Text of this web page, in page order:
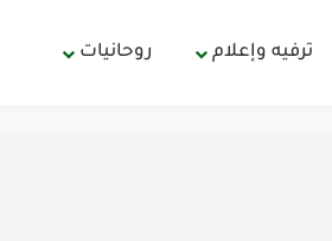
ترفيه وإعلام روحانيات